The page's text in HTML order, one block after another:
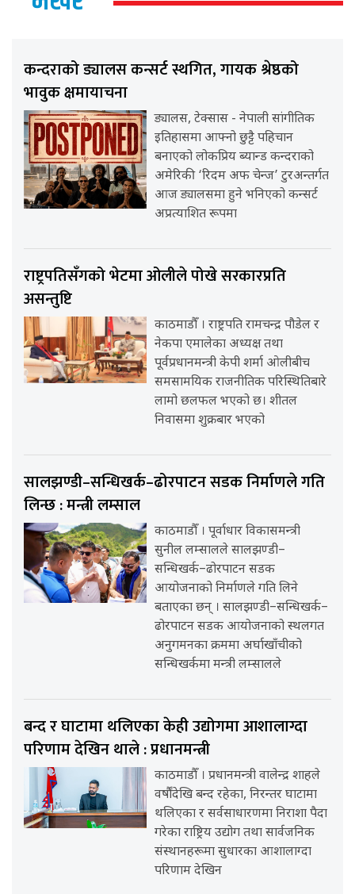
कन्दराको ड्यालस कन्सर्ट स्थगित, गायक श्रेष्ठको
भावुक क्षमायाचना
ड्यालस, टेक्सास - नेपाली सांगीतिक
इतिहासमा आफ्नो छुट्टै पहिचान
बनाएको लोकप्रिय ब्यान्ड कन्दराको
अमेरिकी ‘रिदम अफ चेन्ज’ टुरअन्तर्गत
आज ड्यालसमा हुने भनिएको कन्सर्ट
अप्रत्याशित रूपमा
राष्ट्रपतिसँगको भेटमा ओलीले पोखे सरकारप्रति
असन्तुष्टि
काठमाडौँ । राष्ट्रपति रामचन्द्र पौडेल र
नेकपा एमालेका अध्यक्ष तथा
पूर्वप्रधानमन्त्री केपी शर्मा ओलीबीच
समसामयिक राजनीतिक परिस्थितिबारे
लामो छलफल भएको छ। शीतल
निवासमा शुक्रबार भएको
सालझण्डी–सन्धिखर्क–ढोरपाटन सडक निर्माणले गति
लिन्छ : मन्त्री लम्साल
काठमाडौँ । पूर्वाधार विकासमन्त्री
सुनील लम्सालले सालझण्डी–
सन्धिखर्क–ढोरपाटन सडक
आयोजनाको निर्माणले गति लिने
बताएका छन् । सालझण्डी–सन्धिखर्क–
ढोरपाटन सडक आयोजनाको स्थलगत
अनुगमनका क्रममा अर्घाखाँचीको
सन्धिखर्कमा मन्त्री लम्सालले
बन्द र घाटामा थलिएका केही उद्योगमा आशालाग्दा
परिणाम देखिन थाले : प्रधानमन्त्री
काठमाडौँ । प्रधानमन्त्री वालेन्द्र शाहले
वर्षौंदेखि बन्द रहेका, निरन्तर घाटामा
थलिएका र सर्वसाधारणमा निराशा पैदा
गरेका राष्ट्रिय उद्योग तथा सार्वजनिक
संस्थानहरूमा सुधारका आशालाग्दा
परिणाम देखिन